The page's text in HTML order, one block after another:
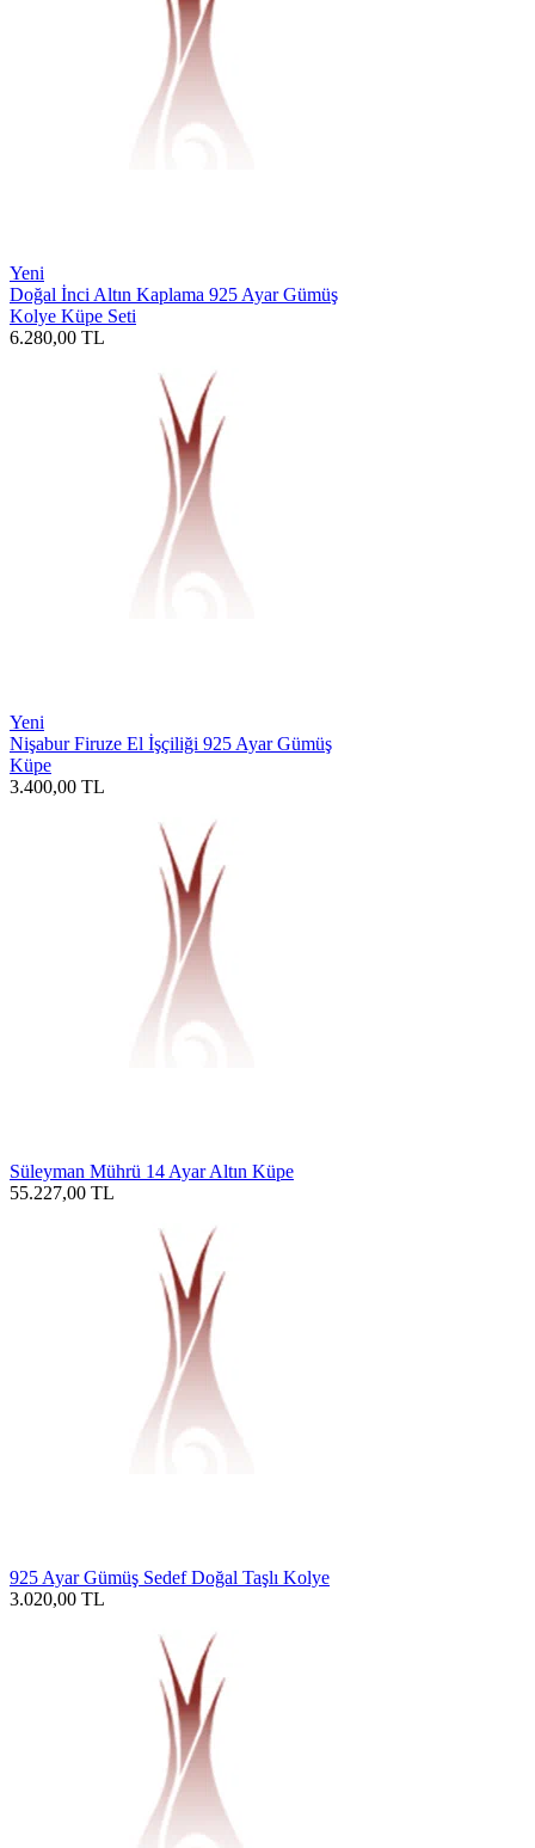
Yeni
Doğal İnci Altın Kaplama 925 Ayar Gümüş
Kolye Küpe Seti
6.280,00 TL
Yeni
Nişabur Firuze El İşçiliği 925 Ayar Gümüş
Küpe
3.400,00 TL
Süleyman Mührü 14 Ayar Altın Küpe
55.227,00 TL
925 Ayar Gümüş Sedef Doğal Taşlı Kolye
3.020,00 TL